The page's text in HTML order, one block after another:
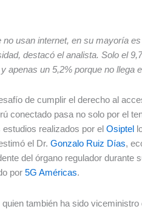
no usan internet, en su mayoría
destacó el analista. Solo el
apenas un 5,2% porque no llega
de cumplir el derecho al
conectado pasa no solo por el
estudios realizados por el Osiptel
el Dr. Gonzalo Ruiz Días,
del órgano regulador durante
por 5G Américas.
también ha sido